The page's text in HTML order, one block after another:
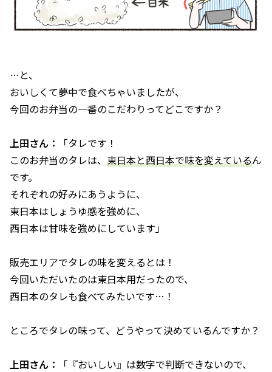
…と、
おいしくて夢中で食べちゃいましたが、
今回のお弁当の一番のこだわりってどこですか？
上田さん：
「タレです！
このお弁当のタレは、 東日本と西日本で味を変えているん
です。
それぞれの好みにあうように、
東日本はしょうゆ感を強めに、
西日本は甘味を強めにしています」
販売エリアでタレの味を変えるとは！
今回いただいたのは東日本用だったので、
西日本のタレも食べてみたいです…！
ところでタレの味って、どうやって決めているんですか？
上田さん：
「『おいしい』は数字で判断できないので、